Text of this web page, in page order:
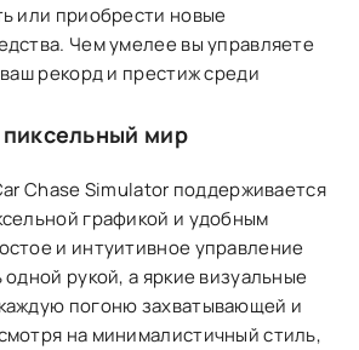
или приобрести новые
Чем умелее вы управляете
рекорд и престиж среди
мир
Chase Simulator поддерживается
графикой и удобным
и интуитивное управление
одной рукой, а яркие визуальные
погоню захватывающей и
на минималистичный стиль,